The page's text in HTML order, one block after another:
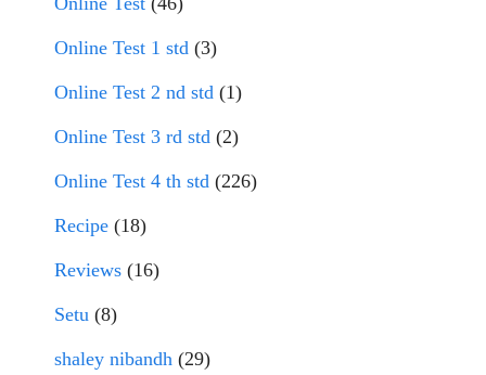
Online Test 1 std (3)
Online Test 2 nd std (1)
Online Test 3 rd std (2)
Online Test 4 th std (226)
Recipe (18)
Reviews (16)
Setu (8)
shaley nibandh (29)